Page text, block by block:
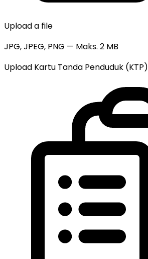
Upload a file
JPG, JPEG, PNG — Maks. 2 MB
Upload Kartu Tanda Penduduk (KTP)